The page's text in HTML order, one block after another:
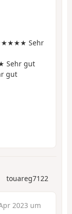
Sehr
gut
gut
touareg7122
2023 um